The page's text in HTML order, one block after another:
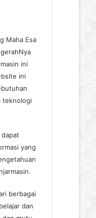
Maha Esa
ini
ini
teknologi
yang
berbagai
dan